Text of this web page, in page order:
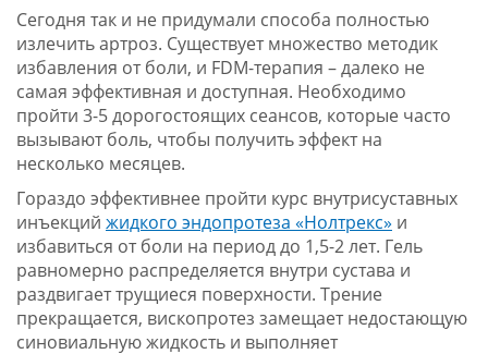
Сегодня так и не придумали способа полностью
излечить артроз. Существует множество методик
избавления от боли, и FDM-терапия – далеко не
самая эффективная и доступная. Необходимо
пройти 3-5 дорогостоящих сеансов, которые часто
вызывают боль, чтобы получить эффект на
несколько месяцев.
Гораздо эффективнее пройти курс внутрисуставных
инъекций жидкого эндопротеза «Нолтрекс» и
избавиться от боли на период до 1,5-2 лет. Гель
равномерно распределяется внутри сустава и
раздвигает трущиеся поверхности. Трение
прекращается, вископротез замещает недостающую
синовиальную жидкость и выполняет